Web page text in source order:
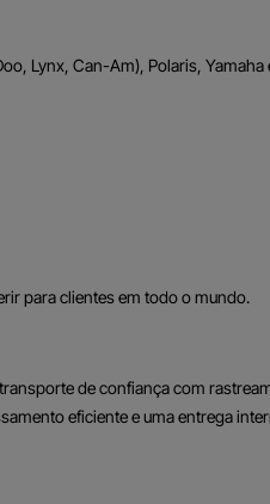
Lynx, Can-Am), Polaris, Yamaha
para clientes em todo o mundo.
de confiança com
eficiente e uma entrega